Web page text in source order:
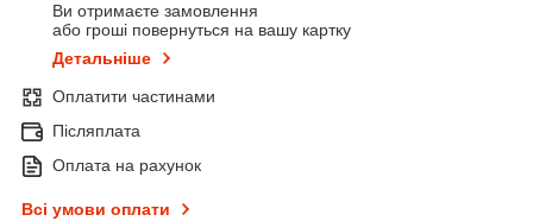
Ви отримаєте замовлення
або гроші повернуться на вашу картку
Детальніше
Оплатити частинами
Післяплата
Оплата на рахунок
Всі умови оплати